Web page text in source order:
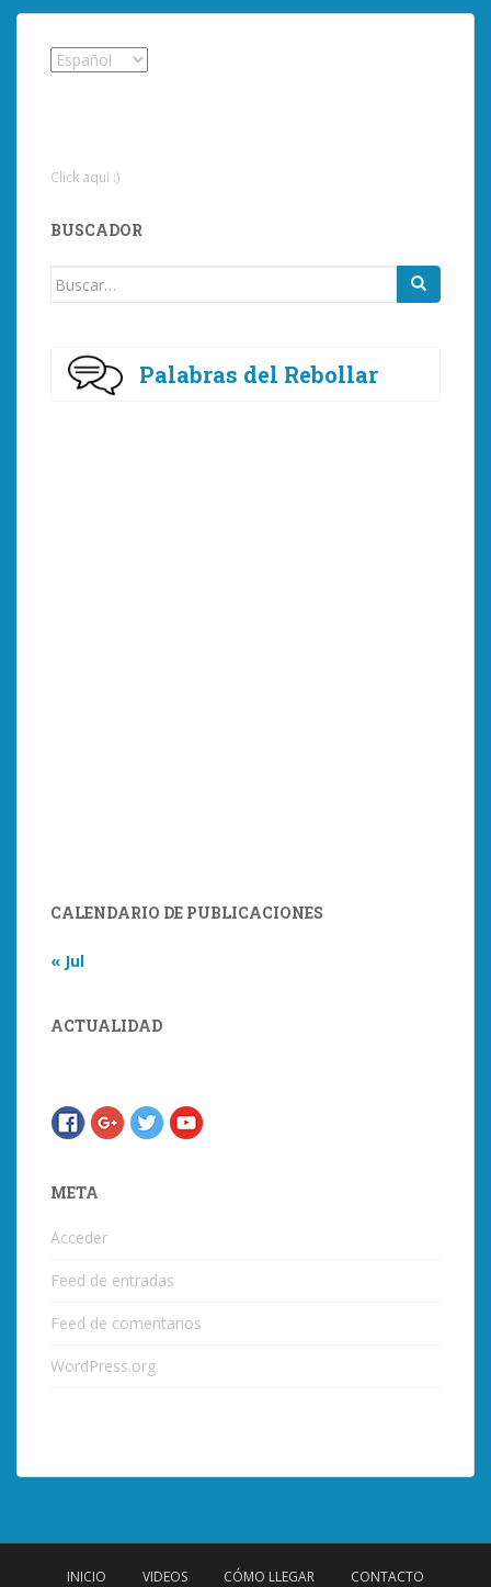
Click aqui :)
BUSCADOR
Buscar:
Palabras del Rebollar
CALENDARIO DE PUBLICACIONES
« Jul
ACTUALIDAD
META
Acceder
Feed de entradas
Feed de comentarios
WordPress.org
INICIO VIDEOS CÓMO LLEGAR CONTACTO